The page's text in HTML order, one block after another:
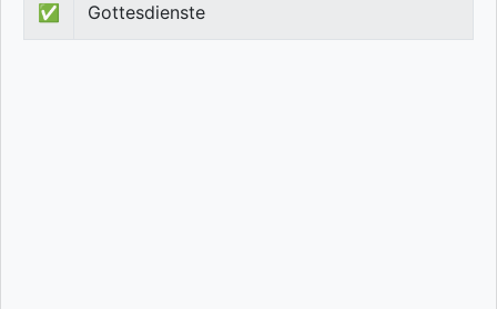
✅ Gottesdienste